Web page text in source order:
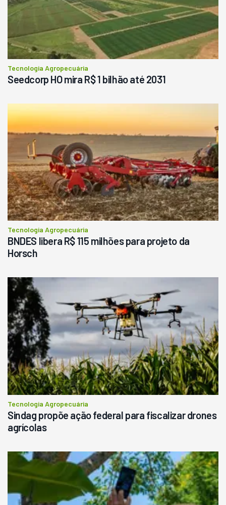
Tecnologia Agropecuária
Seedcorp HO mira R$ 1 bilhão até 2031
Tecnologia Agropecuária
BNDES libera R$ 115 milhões para projeto da
Horsch
Tecnologia Agropecuária
Sindag propõe ação federal para fiscalizar drones
agrícolas